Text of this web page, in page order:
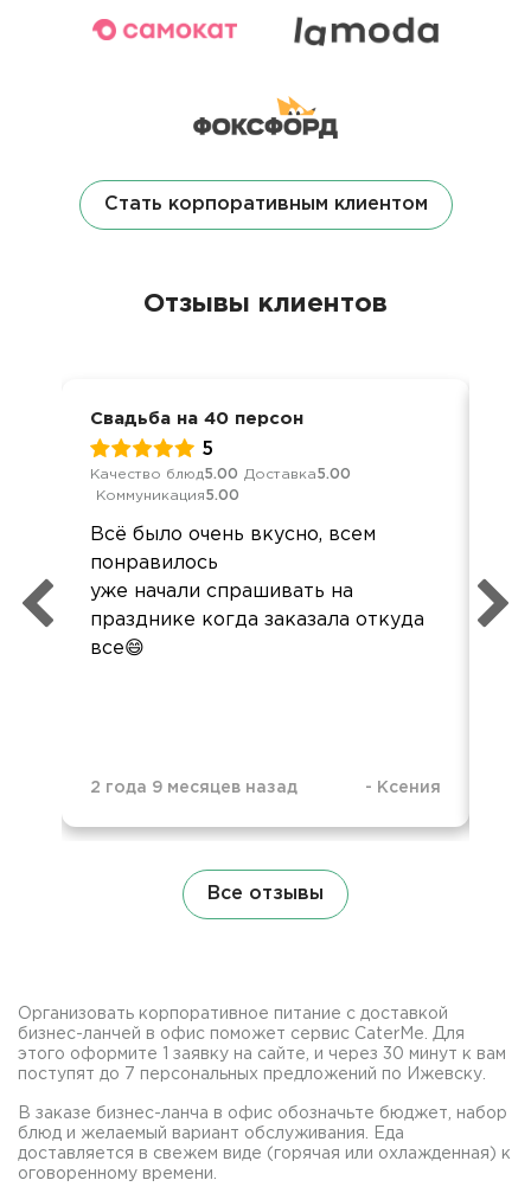
Стать корпоративным клиентом
Отзывы клиентов
Свадьба на 40 персон
5
Качество блюд5.00 Доставка5.00
Коммуникация5.00
Всё было очень вкусно, всем
понравилось
уже начали спрашивать на
празднике когда заказала откуда
все😄
2 года 9 месяцев назад - Ксения
Все отзывы
Организовать корпоративное питание с доставкой
бизнес-ланчей в офис поможет сервис CaterMe. Для
этого оформите 1 заявку на сайте, и через 30 минут к вам
поступят до 7 персональных предложений по Ижевску.
В заказе бизнес-ланча в офис обозначьте бюджет, набор
блюд и желаемый вариант обслуживания. Еда
доставляется в свежем виде (горячая или охлажденная) к
оговоренному времени.